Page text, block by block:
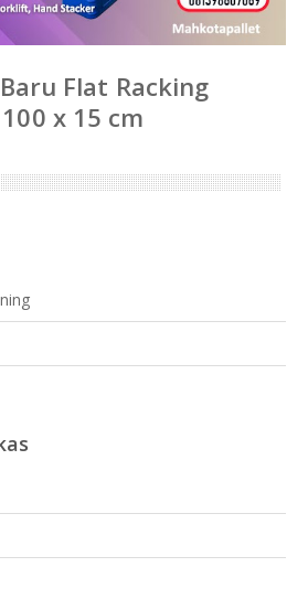
Flat Racking
x 15 cm